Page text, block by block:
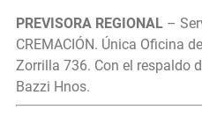
PREVISORA REGIONAL –
CREMACIÓN. Única Oficina
Zorrilla 736. Con el respaldo
Bazzi Hnos.